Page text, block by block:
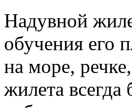
Надувной
обучения его
на море,
жилета всегда